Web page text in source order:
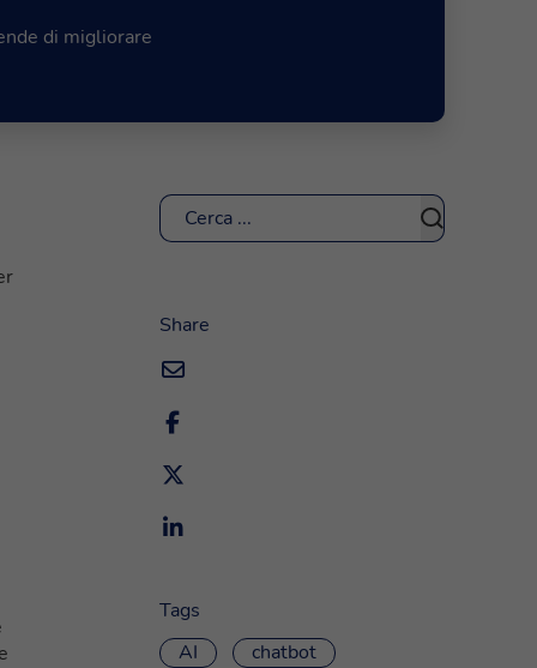
di migliorare
Cerca
Share
Tags
AI
chatbot